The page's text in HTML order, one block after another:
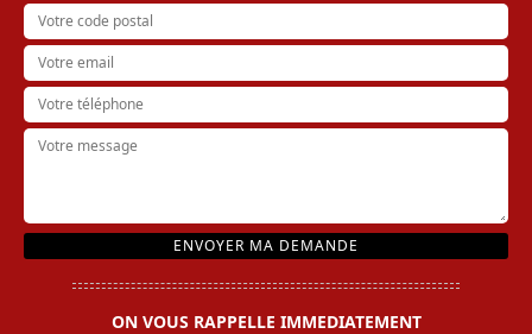
ON VOUS RAPPELLE IMMEDIATEMENT